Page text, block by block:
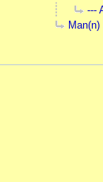
---